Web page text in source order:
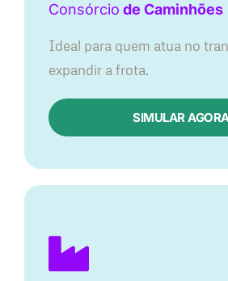
Consórcio de Caminhões
Ideal para quem atua no
expandir a frota.
SIMULAR